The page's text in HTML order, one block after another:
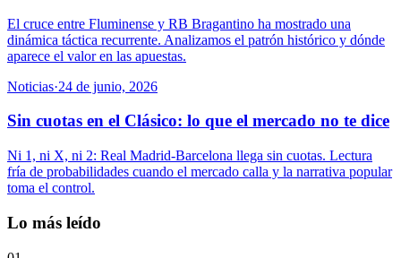
El cruce entre Fluminense y RB Bragantino ha mostrado una
dinámica táctica recurrente. Analizamos el patrón histórico y dónde
aparece el valor en las apuestas.
Noticias·24 de junio, 2026
Sin cuotas en el Clásico: lo que el mercado no te dice
Ni 1, ni X, ni 2: Real Madrid-Barcelona llega sin cuotas. Lectura
fría de probabilidades cuando el mercado calla y la narrativa popular
toma el control.
Lo más leído